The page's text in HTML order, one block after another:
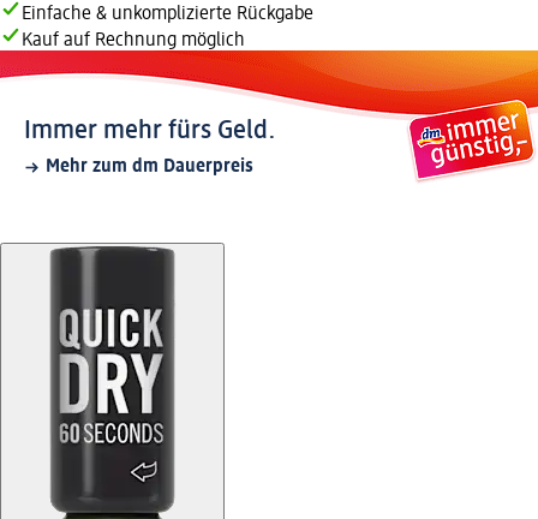
Einfache & unkomplizierte Rückgabe
Kauf auf Rechnung möglich
Immer mehr fürs Geld.
Mehr zum dm Dauerpreis